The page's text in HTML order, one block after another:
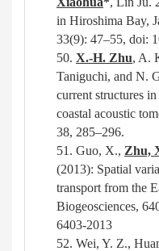
in Hiroshima Bay,
33(9): 47–55, doi:
50. X.-H. Zhu, A.
Taniguchi, and N.
current structures
coastal acoustic
38, 285–296.
51. Guo, X., Zhu,
(2013): Spatial
transport from the
Biogeosciences,
6403-2013
52. Wei, Y. Z.,